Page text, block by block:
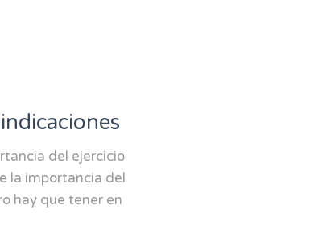
del ejercicio
la importancia del
hay que tener en